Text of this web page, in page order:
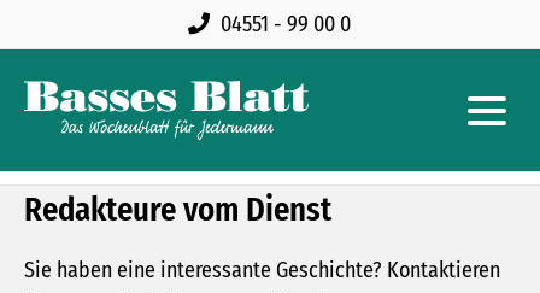
04551 - 99 00 0
Redakteure vom Dienst
Sie haben eine interessante Geschichte? Kontaktieren